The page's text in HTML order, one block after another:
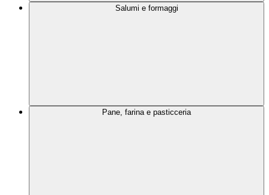
Salumi e formaggi
Pane, farina e pasticceria